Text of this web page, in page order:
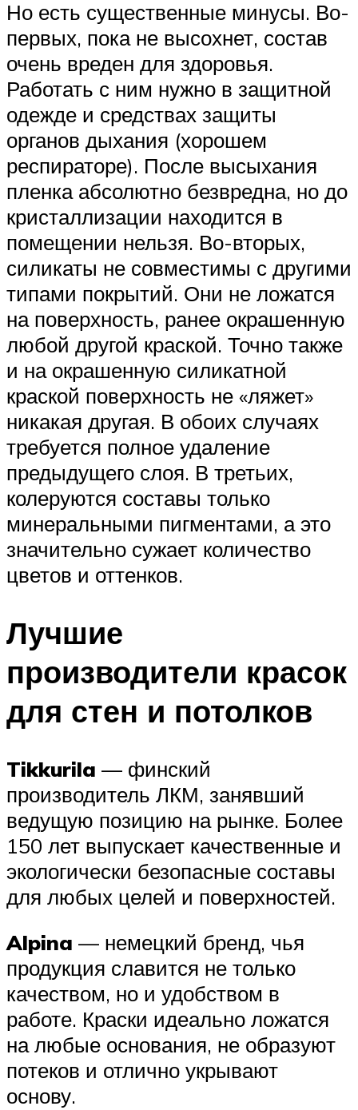
Но есть существенные минусы. Во-
первых, пока не высохнет, состав
очень вреден для здоровья.
Работать с ним нужно в защитной
одежде и средствах защиты
органов дыхания (хорошем
респираторе). После высыхания
пленка абсолютно безвредна, но до
кристаллизации находится в
помещении нельзя. Во-вторых,
силикаты не совместимы с другими
типами покрытий. Они не ложатся
на поверхность, ранее окрашенную
любой другой краской. Точно также
и на окрашенную силикатной
краской поверхность не «ляжет»
никакая другая. В обоих случаях
требуется полное удаление
предыдущего слоя. В третьих,
колеруются составы только
минеральными пигментами, а это
значительно сужает количество
цветов и оттенков.
Лучшие
производители красок
для стен и потолков
Tikkurila — финский
производитель ЛКМ, занявший
ведущую позицию на рынке. Более
150 лет выпускает качественные и
экологически безопасные составы
для любых целей и поверхностей.
Alpina — немецкий бренд, чья
продукция славится не только
качеством, но и удобством в
работе. Краски идеально ложатся
на любые основания, не образуют
потеков и отлично укрывают
основу.